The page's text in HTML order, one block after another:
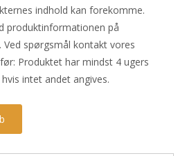
indhold kan forekomme.
produktinformationen på
Ved spørgsmål kontakt vores
Produktet har mindst 4 ugers
intet andet angives.